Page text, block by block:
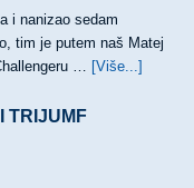
i nanizao sedam
tim je putem naš Matej
… [Više...]
TRIJUMF